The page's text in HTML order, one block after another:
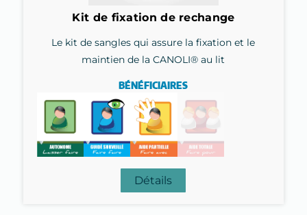
Kit de fixation de rechange
Le kit de sangles qui assure la fixation et le
maintien de la CANOLI® au lit
BÉNÉFICIAIRES
Détails